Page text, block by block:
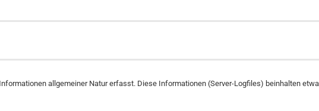
allgemeiner Natur erfasst. Diese Informationen (Server-Logfiles) beinhalten etwa